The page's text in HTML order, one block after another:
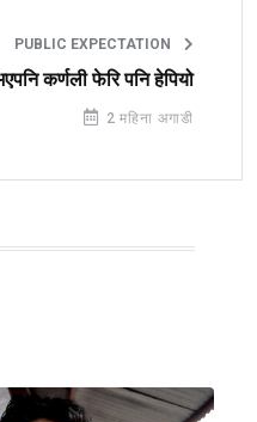
PUBLIC EXPECTATION
कर्णली फेरि पनि हेपियो
2 महिना अगाडी